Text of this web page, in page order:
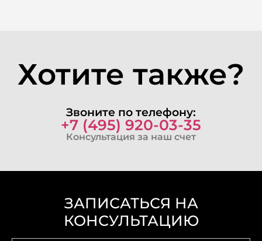
Хотите также?
Звоните по телефону:
+7 (495) 920-03-35
Консультация за наш счет
ЗАПИСАТЬСЯ НА
КОНСУЛЬТАЦИЮ